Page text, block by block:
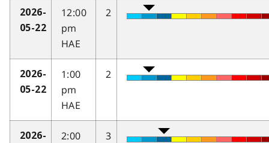
2026-
05-22
12:00
pm
HAE
2
2026-
05-22
1:00
pm
HAE
2
2026-
2:00
3